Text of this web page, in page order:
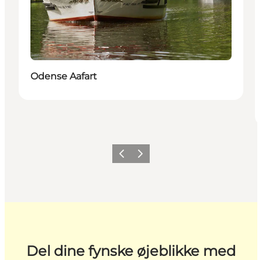
Odense Aafart
ForrigeNæste
Del dine fynske øjeblikke med